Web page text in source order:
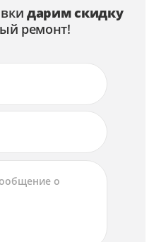
дарим скидку
ремонт!